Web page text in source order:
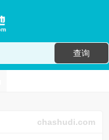
查询
chashudi.com